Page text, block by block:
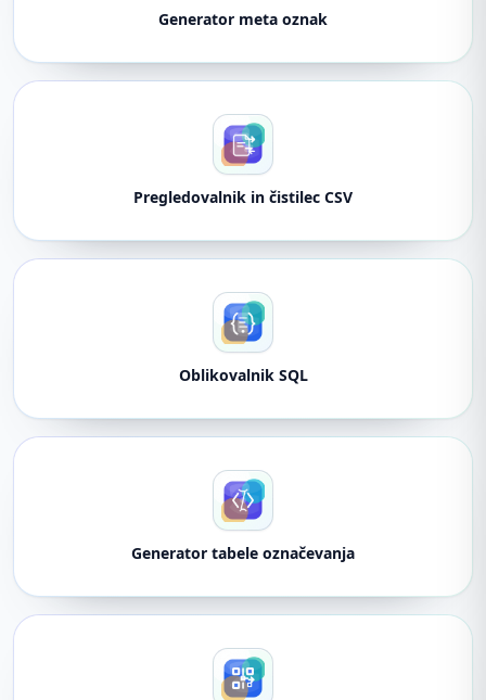
Generator meta oznak
Pregledovalnik in čistilec CSV
Oblikovalnik SQL
Generator tabele označevanja